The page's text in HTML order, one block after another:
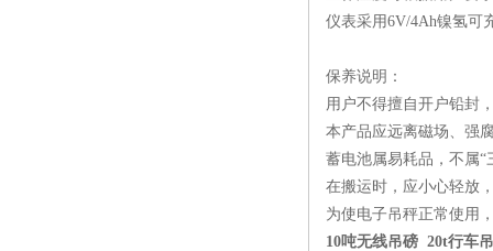
仪表采用6V/4Ah镍氢可
保养说明：
用户不得擅自开户铅封
本产品应远离磁场、强
蓄电池属易耗品，不属“
在搬运时，应小心轻放
为使电子吊秤正常使用
10吨无线吊磅 20t行车